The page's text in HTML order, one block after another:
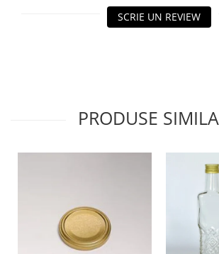
SCRIE UN REVIEW
PRODUSE